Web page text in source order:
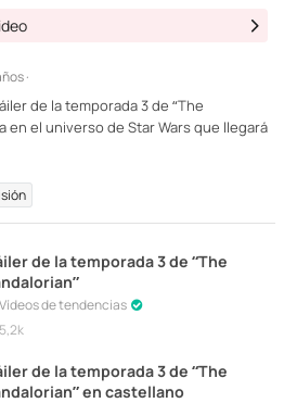
·
de la temporada 3 de “The
en el universo de Star Wars que llegará
de la temporada 3 de “The
Vídeos de tendencias
5,2k
de la temporada 3 de “The
en castellano